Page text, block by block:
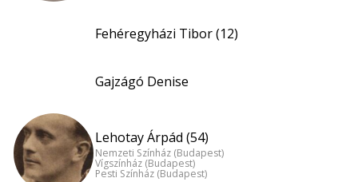
Fehéregyházi Tibor (12)
Gajzágó Denise
Lehotay Árpád (54)
Nemzeti Színház (Budapest)
Vígszínház (Budapest)
Pesti Színház (Budapest)